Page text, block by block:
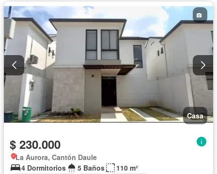
Casa
$ 230.000
La Aurora, Cantón Daule
4 Dormitorios
5 Baños
110 m²